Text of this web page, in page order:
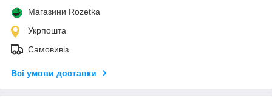
Магазини Rozetka
Укрпошта
Самовивіз
Всі умови доставки